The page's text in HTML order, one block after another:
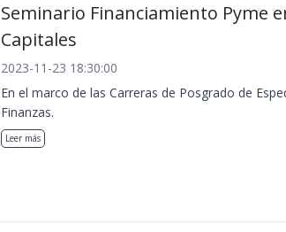
Seminario Financiamiento Pyme
Capitales
2023-11-23 18:30:00
En el marco de las Carreras de Posgrado de
Finanzas.
Leer más